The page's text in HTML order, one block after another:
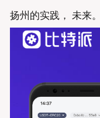
扬州的实践， 未来。